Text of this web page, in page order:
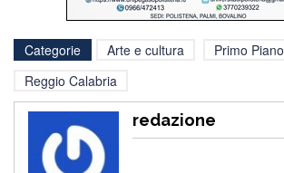
Categorie Arte e cultura
Primo Piano
Reggio Calabria
redazione